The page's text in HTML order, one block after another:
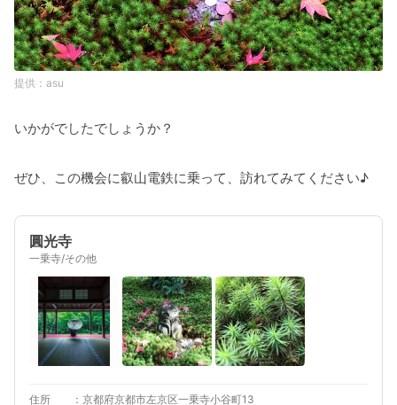
asu
いかがでしたでしょうか？
ぜひ、この機会に叡山電鉄に乗って、訪れてみてください♪
圓光寺
一乗寺/その他
住所 京都府京都市左京区一乗寺小谷町13